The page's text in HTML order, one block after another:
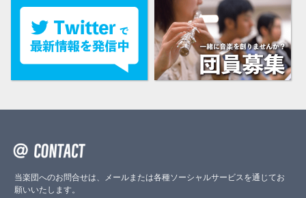
当楽団へのお問合せは、メールまたは各種ソーシャルサービスを通じてお
願いいたします。